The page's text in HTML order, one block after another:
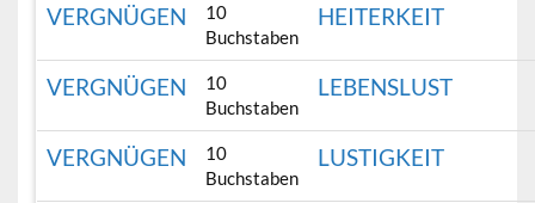
VERGNÜGEN
10
Buchstaben
HEITERKEIT
VERGNÜGEN
10
Buchstaben
LEBENSLUST
VERGNÜGEN
10
Buchstaben
LUSTIGKEIT